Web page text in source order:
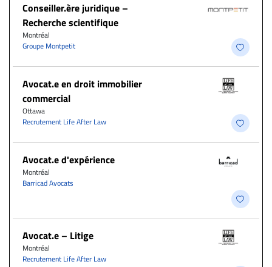
Conseiller.ère juridique –
Recherche scientifique
Montréal
Groupe Montpetit
Avocat.e en droit immobilier
commercial
Ottawa
Recrutement Life After Law
Avocat.e d'expérience
Montréal
Barricad Avocats
Avocat.e – Litige
Montréal
Recrutement Life After Law